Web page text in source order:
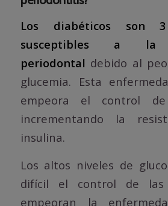
Los diabéticos son
susceptibles a la
periodontal debido al
glucemia. Esta
empeora el control
incrementando la
insulina.
Los altos niveles de
difícil el control de las
empeoran la